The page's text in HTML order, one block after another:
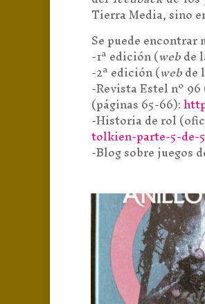
Tierra Media, sino
Se puede
-1ª edición (webde
-2ª edición (webde
-Revista Estel nº
(páginas 65-66):
-Historia de rol
tolkien-parte-5-de-
-Blog sobre juegos